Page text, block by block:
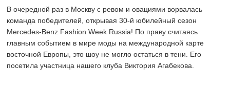
В очередной раз в Москву с ревом и овациями ворвалась
команда победителей, открывая 30-й юбилейный сезон
Mercedes-Benz Fashion Week Russia! По праву считаясь
главным событием в мире моды на международной карте
восточной Европы, это шоу не могло остаться в тени. Его
посетила участница нашего клуба Виктория Агабекова.